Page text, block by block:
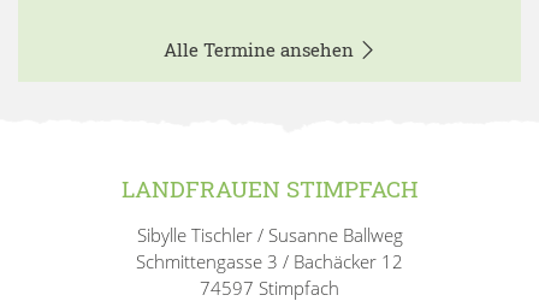
Alle Termine ansehen
LANDFRAUEN STIMPFACH
Sibylle Tischler / Susanne Ballweg
Schmittengasse 3 / Bachäcker 12
74597 Stimpfach